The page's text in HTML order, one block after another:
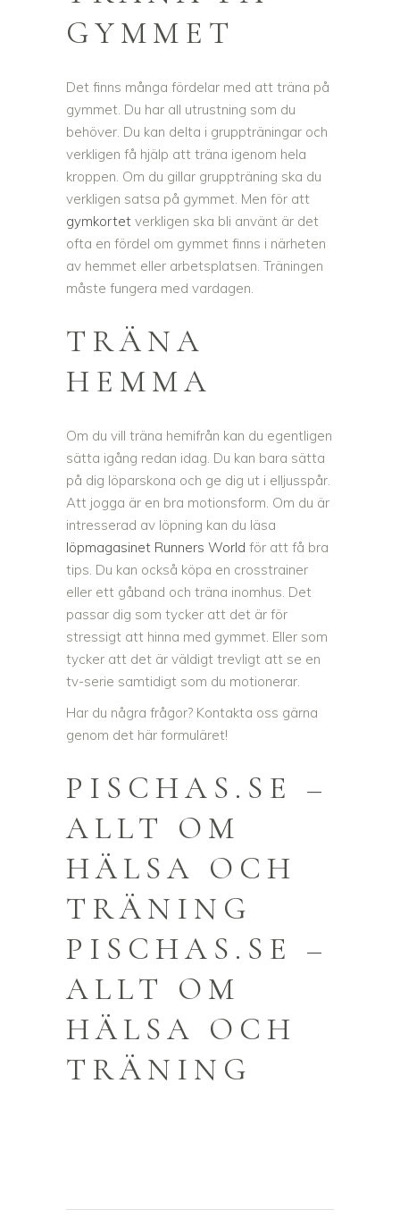
GYMMET
Det finns många fördelar med att träna på
gymmet. Du har all utrustning som du
behöver. Du kan delta i gruppträningar och
verkligen få hjälp att träna igenom hela
kroppen. Om du gillar gruppträning ska du
verkligen satsa på gymmet. Men för att
gymkortet verkligen ska bli använt är det
ofta en fördel om gymmet finns i närheten
av hemmet eller arbetsplatsen. Träningen
måste fungera med vardagen.
TRÄNA
HEMMA
Om du vill träna hemifrån kan du egentligen
sätta igång redan idag. Du kan bara sätta
på dig löparskona och ge dig ut i elljusspår.
Att jogga är en bra motionsform. Om du är
intresserad av löpning kan du läsa
löpmagasinet Runners World för att få bra
tips. Du kan också köpa en crosstrainer
eller ett gåband och träna inomhus. Det
passar dig som tycker att det är för
stressigt att hinna med gymmet. Eller som
tycker att det är väldigt trevligt att se en
tv-serie samtidigt som du motionerar.
Har du några frågor? Kontakta oss gärna
genom det här formuläret!
PISCHAS.SE –
ALLT OM
HÄLSA OCH
TRÄNING
PISCHAS.SE –
ALLT OM
HÄLSA OCH
TRÄNING